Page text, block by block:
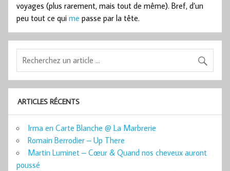
voyages (plus rarement, mais tout de même). Bref, d’un
peu tout ce qui me passe par la tête.
ARTICLES RÉCENTS
Irma en Carte Blanche @ La Marbrerie
Romain Berrodier – Up There
Martin Luminet – Cœur & Quand nos cheveux auront
poussé